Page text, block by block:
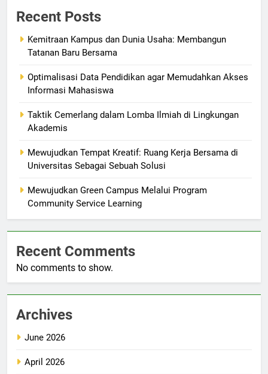
Recent Posts
Kemitraan Kampus dan Dunia Usaha: Membangun
Tatanan Baru Bersama
Optimalisasi Data Pendidikan agar Memudahkan Akses
Informasi Mahasiswa
Taktik Cemerlang dalam Lomba Ilmiah di Lingkungan
Akademis
Mewujudkan Tempat Kreatif: Ruang Kerja Bersama di
Universitas Sebagai Sebuah Solusi
Mewujudkan Green Campus Melalui Program
Community Service Learning
Recent Comments
No comments to show.
Archives
June 2026
April 2026